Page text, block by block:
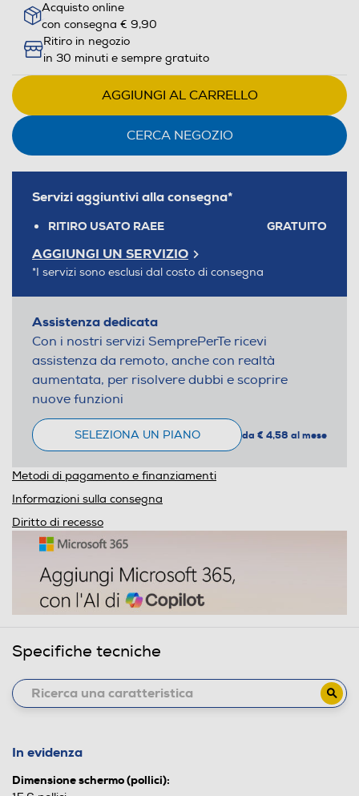
Acquisto online
con consegna € 9,90
Ritiro in negozio
in 30 minuti e sempre gratuito
AGGIUNGI AL CARRELLO
CERCA NEGOZIO
Servizi aggiuntivi alla consegna*
RITIRO USATO RAEE GRATUITO
AGGIUNGI UN SERVIZIO
*I servizi sono esclusi dal costo di consegna
Assistenza dedicata
Con i nostri servizi SemprePerTe ricevi
assistenza da remoto, anche con realtà
aumentata, per risolvere dubbi e scoprire
nuove funzioni
SELEZIONA UN PIANO da € 4,58 al mese
Metodi di pagamento e finanziamenti
Informazioni sulla consegna
Diritto di recesso
Specifiche tecniche
In evidenza
Dimensione schermo (pollici):